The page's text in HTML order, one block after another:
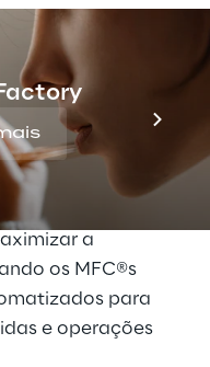
para
novas
de ponta
de negócios.
de automação
combinada
a
os MFC®s
para
e operações